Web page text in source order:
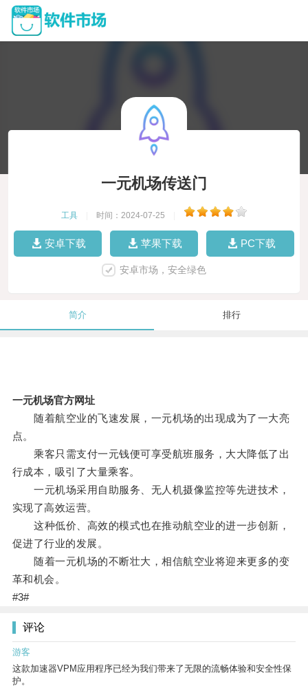
一元机场传送门
工具 时间：2024-07-25
安卓下载 苹果下载 PC下载
安卓市场，安全绿色
简介 排行
一元机场官方网址
随着航空业的飞速发展，一元机场的出现成为了一大亮
点。
乘客只需支付一元钱便可享受航班服务，大大降低了出
行成本，吸引了大量乘客。
一元机场采用自助服务、无人机摄像监控等先进技术，
实现了高效运营。
这种低价、高效的模式也在推动航空业的进一步创新，
促进了行业的发展。
随着一元机场的不断壮大，相信航空业将迎来更多的变
革和机会。
#3#
评论
游客
这款加速器VPM应用程序已经为我们带来了无限的流畅体验和安全性保
护。